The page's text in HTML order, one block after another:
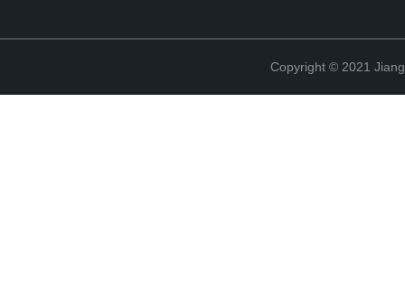
Copyright © 2021